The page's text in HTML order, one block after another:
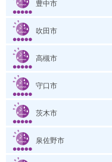
豊中市
吹田市
高槻市
守口市
茨木市
泉佐野市